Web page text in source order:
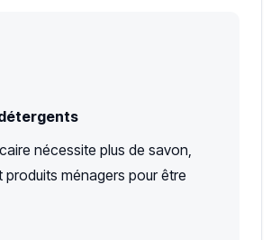
nécessite plus de savon,
produits ménagers pour être